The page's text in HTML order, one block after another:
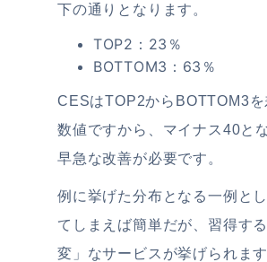
下の通りとなります。
TOP2：23％
BOTTOM3：63％
CESはTOP2からBOTTOM3を
数値ですから、マイナス40と
早急な改善が必要です。
例に挙げた分布となる一例と
てしまえば簡単だが、習得す
変」なサービスが挙げられま